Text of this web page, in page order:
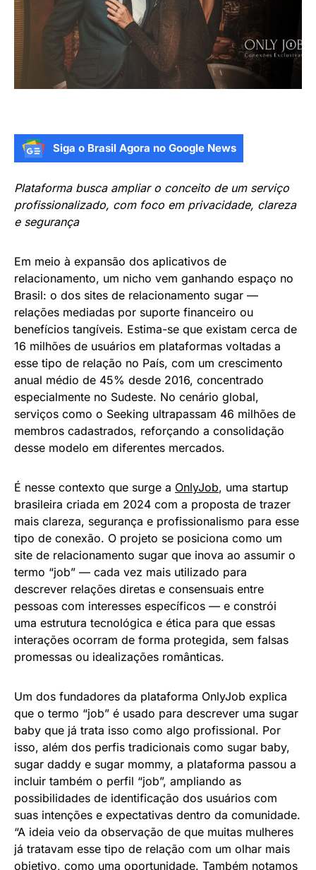
Siga o Brasil Agora no Google News
Plataforma busca ampliar o conceito de um serviço
profissionalizado, com foco em privacidade, clareza
e segurança
Em meio à expansão dos aplicativos de
relacionamento, um nicho vem ganhando espaço no
Brasil: o dos sites de relacionamento sugar —
relações mediadas por suporte financeiro ou
benefícios tangíveis. Estima-se que existam cerca de
16 milhões de usuários em plataformas voltadas a
esse tipo de relação no País, com um crescimento
anual médio de 45% desde 2016, concentrado
especialmente no Sudeste. No cenário global,
serviços como o Seeking ultrapassam 46 milhões de
membros cadastrados, reforçando a consolidação
desse modelo em diferentes mercados.
É nesse contexto que surge a OnlyJob, uma startup
brasileira criada em 2024 com a proposta de trazer
mais clareza, segurança e profissionalismo para esse
tipo de conexão. O projeto se posiciona como um
site de relacionamento sugar que inova ao assumir o
termo “job” — cada vez mais utilizado para
descrever relações diretas e consensuais entre
pessoas com interesses específicos — e constrói
uma estrutura tecnológica e ética para que essas
interações ocorram de forma protegida, sem falsas
promessas ou idealizações românticas.
Um dos fundadores da plataforma OnlyJob explica
que o termo “job” é usado para descrever uma sugar
baby que já trata isso como algo profissional. Por
isso, além dos perfis tradicionais como sugar baby,
sugar daddy e sugar mommy, a plataforma passou a
incluir também o perfil “job”, ampliando as
possibilidades de identificação dos usuários com
suas intenções e expectativas dentro da comunidade.
“A ideia veio da observação de que muitas mulheres
já tratavam esse tipo de relação com um olhar mais
objetivo, como uma oportunidade. Também notamos